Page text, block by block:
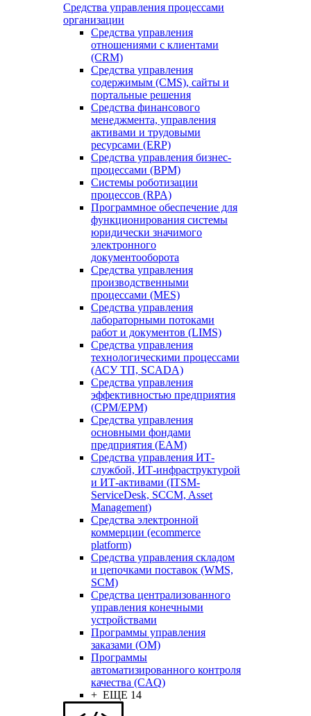
Средства управления процессами
организации
Средства управления
отношениями с клиентами
(CRM)
Средства управления
содержимым (CMS), сайты и
портальные решения
Средства финансового
менеджмента, управления
активами и трудовыми
ресурсами (ERP)
Средства управления бизнес-
процессами (BPM)
Системы роботизации
процессов (RPA)
Программное обеспечение для
функционирования системы
юридически значимого
электронного
документооборота
Средства управления
производственными
процессами (MES)
Средства управления
лабораторными потоками
работ и документов (LIMS)
Средства управления
технологическими процессами
(АСУ ТП, SCADA)
Средства управления
эффективностью предприятия
(CPM/EPM)
Средства управления
основными фондами
предприятия (EAM)
Средства управления ИТ-
службой, ИТ-инфраструктурой
и ИТ-активами (ITSM-
ServiceDesk, SCCM, Asset
Management)
Средства электронной
коммерции (ecommerce
platform)
Средства управления складом
и цепочками поставок (WMS,
SCM)
Средства централизованного
управления конечными
устройствами
Программы управления
заказами (OM)
Программы
автоматизированного контроля
качества (CAQ)
+ ЕЩЕ 14